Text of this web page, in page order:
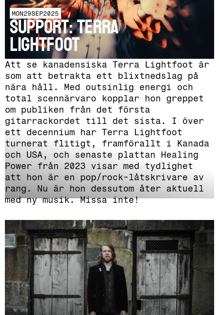
MON29SEP2025
SUPPORT: Terra
Lightfoot
Att se kanadensiska Terra Lightfoot är
som att betrakta ett blixtnedslag på
nära håll. Med outsinlig energi och
total scennärvaro kopplar hon greppet
om publiken från det första
gitarrackordet till det sista. I över
ett decennium har Terra Lightfoot
turnerat flitigt, framförallt i Kanada
och USA, och senaste plattan Healing
Power från 2023 visar med tydlighet
att hon är en pop/rock-låtskrivare av
rang. Nu är hon dessutom åter aktuell
med ny musik. Missa inte!